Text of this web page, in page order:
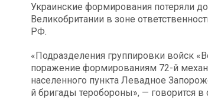
Украинские формирования потеряли
Великобритании в зоне
РФ.
«Подразделения группировки войск
поражение формированиям 72-й
населенного пункта Левадное
й бригады теробороны», — говорится в